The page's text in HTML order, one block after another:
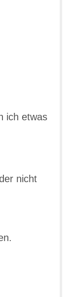
ich etwas
nicht